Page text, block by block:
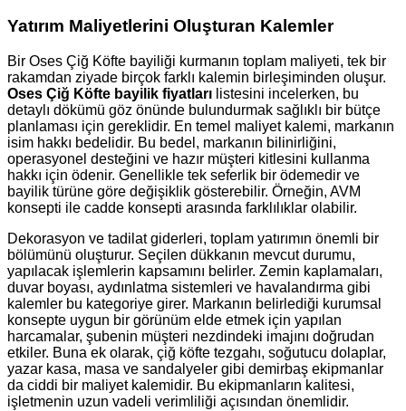
Yatırım Maliyetlerini Oluşturan Kalemler
Bir Oses Çiğ Köfte bayiliği kurmanın toplam maliyeti, tek bir
rakamdan ziyade birçok farklı kalemin birleşiminden oluşur.
Oses Çiğ Köfte bayilik fiyatları listesini incelerken, bu
detaylı dökümü göz önünde bulundurmak sağlıklı bir bütçe
planlaması için gereklidir. En temel maliyet kalemi, markanın
isim hakkı bedelidir. Bu bedel, markanın bilinirliğini,
operasyonel desteğini ve hazır müşteri kitlesini kullanma
hakkı için ödenir. Genellikle tek seferlik bir ödemedir ve
bayilik türüne göre değişiklik gösterebilir. Örneğin, AVM
konsepti ile cadde konsepti arasında farklılıklar olabilir.
Dekorasyon ve tadilat giderleri, toplam yatırımın önemli bir
bölümünü oluşturur. Seçilen dükkanın mevcut durumu,
yapılacak işlemlerin kapsamını belirler. Zemin kaplamaları,
duvar boyası, aydınlatma sistemleri ve havalandırma gibi
kalemler bu kategoriye girer. Markanın belirlediği kurumsal
konsepte uygun bir görünüm elde etmek için yapılan
harcamalar, şubenin müşteri nezdindeki imajını doğrudan
etkiler. Buna ek olarak, çiğ köfte tezgahı, soğutucu dolaplar,
yazar kasa, masa ve sandalyeler gibi demirbaş ekipmanlar
da ciddi bir maliyet kalemidir. Bu ekipmanların kalitesi,
işletmenin uzun vadeli verimliliği açısından önemlidir.